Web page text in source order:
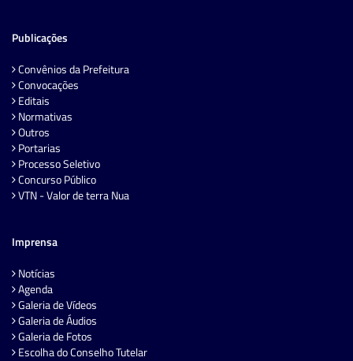
Publicações
Convênios da Prefeitura
Convocações
Editais
Normativas
Outros
Portarias
Processo Seletivo
Concurso Público
VTN - Valor de terra Nua
Imprensa
Notícias
Agenda
Galeria de Vídeos
Galeria de Áudios
Galeria de Fotos
Escolha do Conselho Tutelar